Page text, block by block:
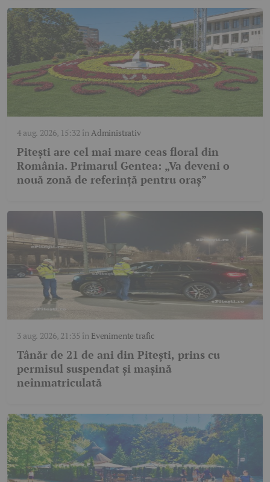
4 aug. 2026, 15:32 înAdministrativ
Pitești are cel mai mare ceas floral din
România. Primarul Gentea: „Va deveni o
nouă zonă de referință pentru oraș”
3 aug. 2026, 21:35 în Evenimente trafic
Tânăr de 21 de ani din Pitești, prins cu
permisul suspendat și mașină
neînmatriculată